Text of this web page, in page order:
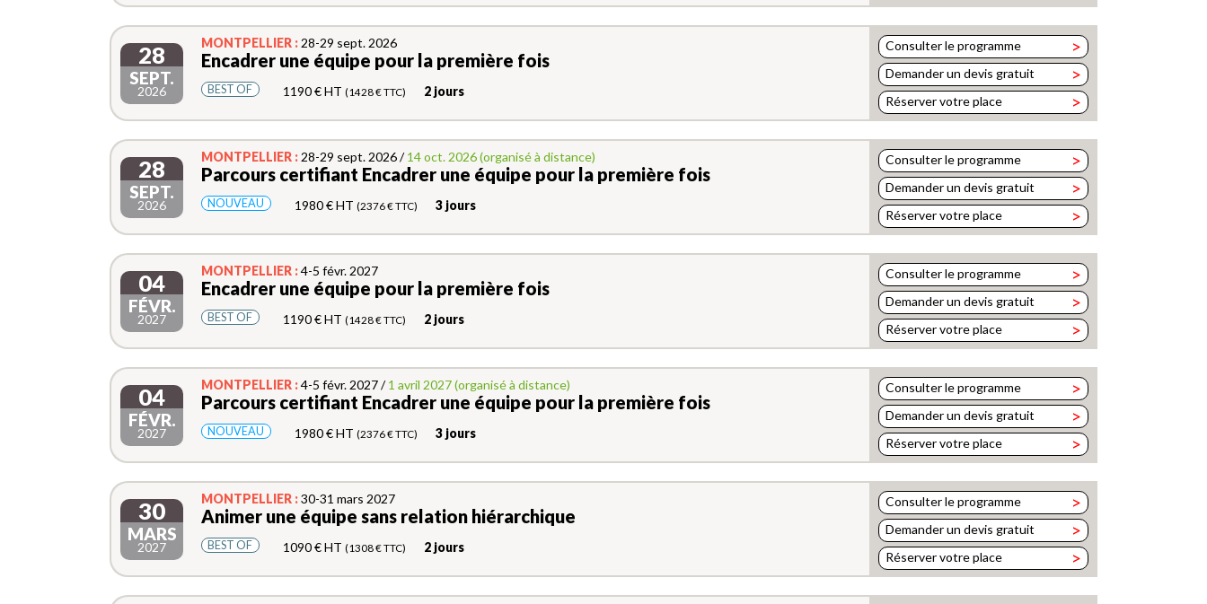
28
SEPT.
2026
MONTPELLIER : 28-29 sept. 2026
Encadrer une équipe pour la première fois
BEST OF 1190 € HT (1428 € TTC) 2 jours
Consulter le programme >
Demander un devis gratuit >
Réserver votre place >
28
SEPT.
2026
MONTPELLIER : 28-29 sept. 2026 /14 oct. 2026 (organisé à distance)
Parcours certifiant Encadrer une équipe pour la première fois
NOUVEAU 1980 € HT (2376 € TTC) 3 jours
Consulter le programme >
Demander un devis gratuit >
Réserver votre place >
04
FÉVR.
2027
MONTPELLIER :4-5 févr. 2027
Encadrer une équipe pour la première fois
BEST OF 1190 € HT (1428 € TTC) 2 jours
Consulter le programme >
Demander un devis gratuit >
Réserver votre place >
04
FÉVR.
2027
MONTPELLIER :4-5 févr. 2027 /1 avril 2027 (organisé à distance)
Parcours certifiant Encadrer une équipe pour la première fois
NOUVEAU 1980 € HT (2376 € TTC) 3 jours
Consulter le programme >
Demander un devis gratuit >
Réserver votre place >
30
MARS
2027
MONTPELLIER :30-31 mars 2027
Animer une équipe sans relation hiérarchique
BEST OF 1090 € HT (1308 € TTC) 2 jours
Consulter le programme >
Demander un devis gratuit >
Réserver votre place >